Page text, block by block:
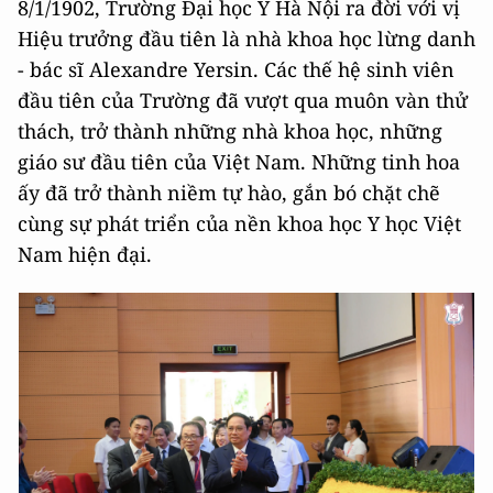
8/1/1902, Trường Đại học Y Hà Nội ra đời với vị
Hiệu trưởng đầu tiên là nhà khoa học lừng danh
- bác sĩ Alexandre Yersin. Các thế hệ sinh viên
đầu tiên của Trường đã vượt qua muôn vàn thử
thách, trở thành những nhà khoa học, những
giáo sư đầu tiên của Việt Nam. Những tinh hoa
ấy đã trở thành niềm tự hào, gắn bó chặt chẽ
cùng sự phát triển của nền khoa học Y học Việt
Nam hiện đại.